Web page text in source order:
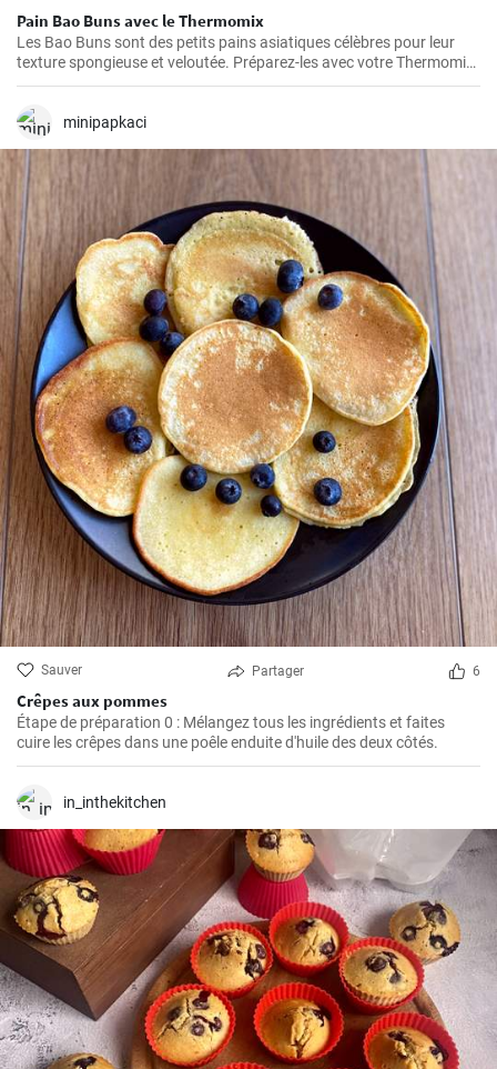
Pain Bao Buns avec le Thermomix
Les Bao Buns sont des petits pains asiatiques célèbres pour leur
texture spongieuse et veloutée. Préparez-les avec votre Thermomix
pour un résultat excitant et délicieux, en faisant d'abord cuire la
est essentiel de laisser la pâte durcir suffisamment longtemps.
minipapkaci
Sauver Partager 6
Crêpes aux pommes
Étape de préparation 0 : Mélangez tous les ingrédients et faites
cuire les crêpes dans une poêle enduite d'huile des deux côtés.
in_inthekitchen